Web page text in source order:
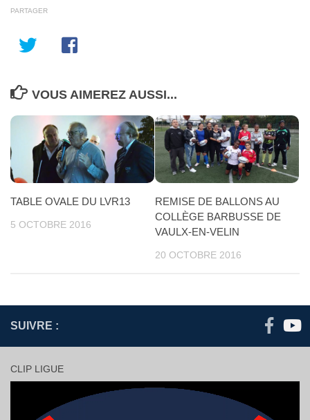
PARTAGER
VOUS AIMEREZ AUSSI...
TABLE OVALE DU LVR13
5 OCTOBRE 2016
REMISE DE BALLONS AU
COLLÈGE BARBUSSE DE
VAULX-EN-VELIN
20 OCTOBRE 2016
SUIVRE :
CLIP LIGUE